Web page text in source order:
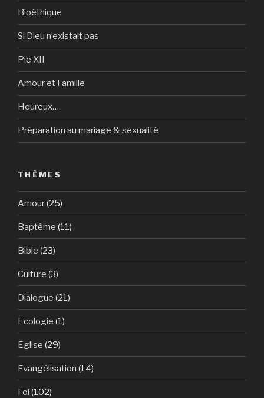
Bioéthique
Si Dieu n’existait pas
Pie XII
Amour et Famille
Heureux…
Préparation au mariage & sexualité
THÈMES
Amour(25)
Baptême (11)
Bible (23)
Culture (3)
Dialogue (21)
Ecologie (1)
Eglise (29)
Evangélisation (14)
Foi (102)